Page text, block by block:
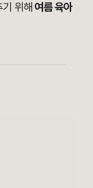
위해 여름 육아